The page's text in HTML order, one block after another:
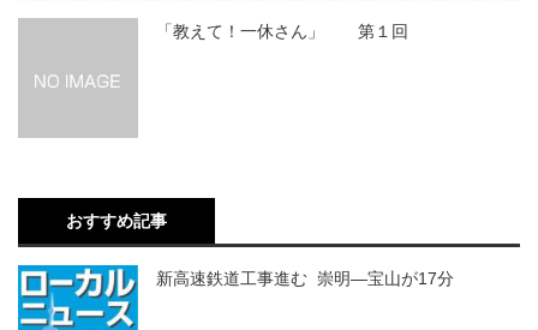
「教えて！一休さん」 第１回
おすすめ記事
新高速鉄道工事進む 崇明―宝山が17分